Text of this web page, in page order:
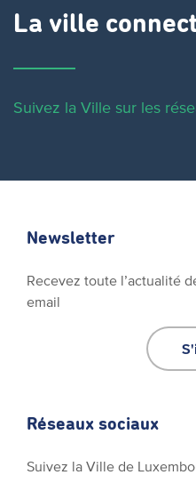
La ville
Suivez la Ville sur les
Newsletter
Recevez toute l’actualité
email
Réseaux sociaux
Suivez la Ville de